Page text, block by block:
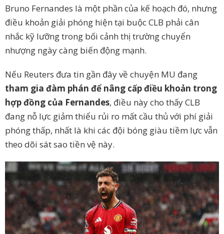
Bruno Fernandes là một phần của kế hoạch đó, nhưng
điều khoản giải phóng hiện tại buộc CLB phải cân
nhắc kỹ lưỡng trong bối cảnh thị trường chuyển
nhượng ngày càng biến động mạnh.
Nếu Reuters đưa tin gần đây về chuyện MU đang
tham gia đàm phán để nâng cấp điều khoản trong
hợp đồng của Fernandes, điều này cho thấy CLB
đang nỗ lực giảm thiểu rủi ro mất cầu thủ với phí giải
phóng thấp, nhất là khi các đội bóng giàu tiềm lực vẫn
theo dõi sát sao tiền vệ này.